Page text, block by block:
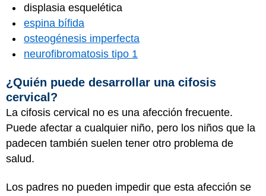
displasia esquelética
espina bífida
osteogénesis imperfecta
neurofibromatosis tipo 1
¿Quién puede desarrollar una cifosis
cervical?
La cifosis cervical no es una afección frecuente.
Puede afectar a cualquier niño, pero los niños que la
padecen también suelen tener otro problema de
salud.
Los padres no pueden impedir que esta afección se